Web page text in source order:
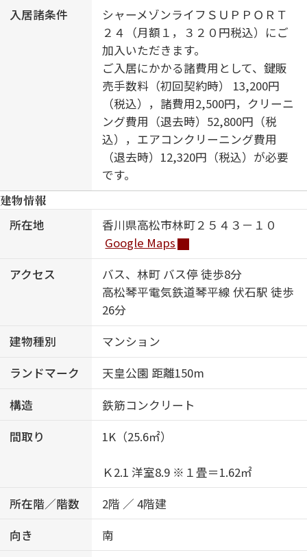
入居諸条件
シャーメゾンライフＳＵＰＰＯＲＴ
２４（月額１，３２０円税込）にご
加入いただきます。
ご入居にかかる諸費用として、鍵販
売手数料（初回契約時） 13,200円
（税込），諸費用2,500円，クリーニ
ング費用（退去時）52,800円（税
込），エアコンクリーニング費用
（退去時）12,320円（税込）が必要
です。
建物情報
所在地
香川県高松市林町２５４３－１０
Google Maps
アクセス
バス、林町 バス停 徒歩8分
高松琴平電気鉄道琴平線 伏石駅 徒歩
26分
建物種別
マンション
ランドマーク
天皇公園 距離150m
構造
鉄筋コンクリート
間取り
1K（25.6㎡）
Ｋ2.1 洋室8.9 ※１畳＝1.62㎡
所在階／階数
2階 ／ 4階建
向き
南